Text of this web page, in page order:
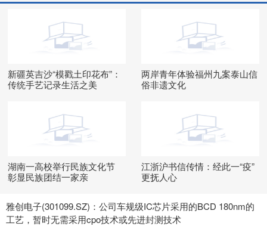
新疆英吉沙“模戳土印花布”：
传统手艺记录生活之美
两岸青年体验福州九案泰山信
俗非遗文化
湖南一高校举行民族文化节
彰显民族团结一家亲
江浙沪书信传情：经此一“疫”
更抚人心
雅创电子(301099.SZ)：公司车规级IC芯片采用的BCD 180nm的
工艺，暂时无需采用cpo技术或先进封测技术